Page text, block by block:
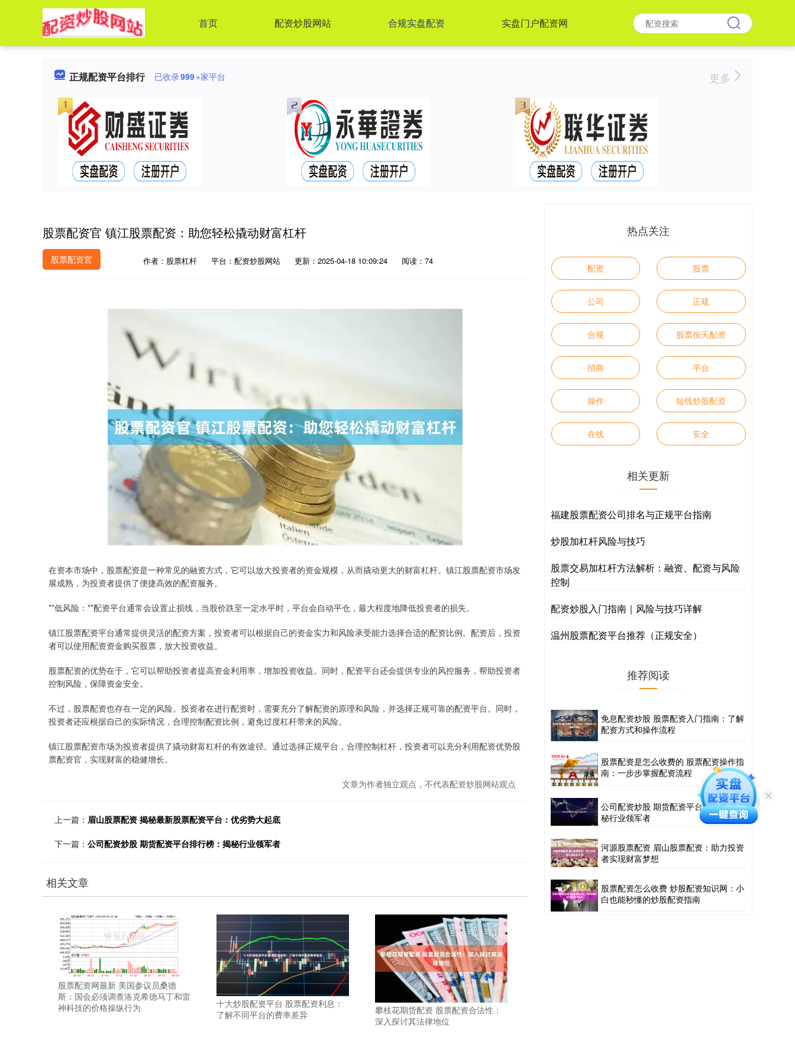
首页 配资炒股网站 合规实盘配资 实盘门户配资网
正规配资平台排行 已收录999+家平台 更多
股票配资官 镇江股票配资：助您轻松撬动财富杠杆
股票配资官 作者：股票杠杆 平台：配资炒股网站 更新：2025-04-18 10:09:24 阅读：74
在资本市场中，股票配资是一种常见的融资方式，它可以放大投资者的资金规模，从而撬动更大的财富杠杆。镇江股票配资市场发
展成熟，为投资者提供了便捷高效的配资服务。
**低风险：**配资平台通常会设置止损线，当股价跌至一定水平时，平台会自动平仓，最大程度地降低投资者的损失。
镇江股票配资平台通常提供灵活的配资方案，投资者可以根据自己的资金实力和风险承受能力选择合适的配资比例。配资后，投资
者可以使用配资资金购买股票，放大投资收益。
股票配资的优势在于，它可以帮助投资者提高资金利用率，增加投资收益。同时，配资平台还会提供专业的风控服务，帮助投资者
控制风险，保障资金安全。
不过，股票配资也存在一定的风险。投资者在进行配资时，需要充分了解配资的原理和风险，并选择正规可靠的配资平台。同时，
投资者还应根据自己的实际情况，合理控制配资比例，避免过度杠杆带来的风险。
镇江股票配资市场为投资者提供了撬动财富杠杆的有效途径。通过选择正规平台，合理控制杠杆，投资者可以充分利用配资优势股
票配资官，实现财富的稳健增长。
文章为作者独立观点，不代表配资炒股网站观点
上一篇： 眉山股票配资 揭秘最新股票配资平台：优劣势大起底
下一篇： 公司配资炒股 期货配资平台排行榜：揭秘行业领军者
相关文章
股票配资网最新 美国参议员桑德
斯：国会必须调查洛克希德马丁和雷
神科技的价格操纵行为
十大炒股配资平台 股票配资利息：
了解不同平台的费率差异
攀枝花期货配资 股票配资合法性：
深入探讨其法律地位
热点关注
配资 股票
公司 正规
合规 股票按天配资
招商 平台
操作 短线炒股配资
在线 安全
相关更新
福建股票配资公司排名与正规平台指南
炒股加杠杆风险与技巧
股票交易加杠杆方法解析：融资、配资与风险
控制
配资炒股入门指南｜风险与技巧详解
温州股票配资平台推荐（正规安全）
推荐阅读
免息配资炒股 股票配资入门指南：了解
配资方式和操作流程
股票配资是怎么收费的 股票配资操作指
南：一步步掌握配资流程
公司配资炒股 期货配资平台排行榜：揭
秘行业领军者
河源股票配资 眉山股票配资：助力投资
者实现财富梦想
股票配资怎么收费 炒股配资知识网：小
白也能秒懂的炒股配资指南